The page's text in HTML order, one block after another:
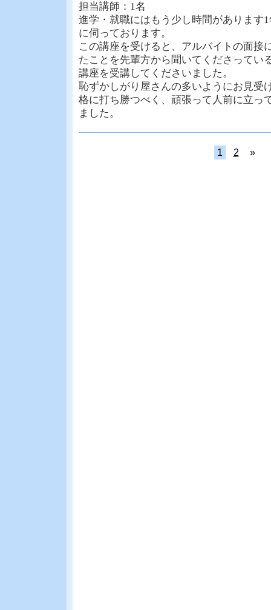
担当講師：1名
進学・就職にはもう少し時間があります
に伺っております。
この講座を受けると、アルバイトの面接
たことを先輩方から聞いてくださってい
講座を受講してくださいました。
恥ずかしがり屋さんの多いようにお見受
格に打ち勝つべく、頑張って人前に立っ
ました。
1 2 »